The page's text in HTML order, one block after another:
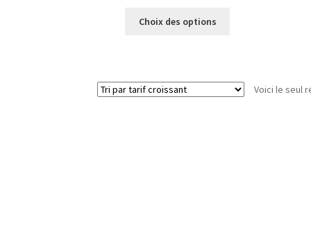
Choix des options
Les
Voici le seul